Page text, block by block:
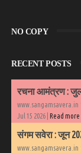
NO COPY
RECENT POSTS
रचना आमंत्रण :
www.sangamsavera.in
Jul 15 2026 | Read more
संगम सवेरा : जून
www.sangamsavera.in